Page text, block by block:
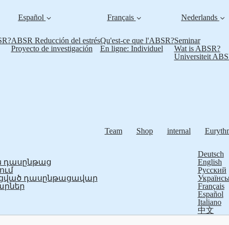
Español
ABSR Reducción del estrés
Proyecto de investigación
Français
Qu'est-ce que l'ABSR?
En ligne: Individuel
Nederlands
Seminar
Wat is ABSR?
Universiteit
դասընթաց
դասընթացավար
Team Shop internal
Deutsch
English
Русский
Français
Español
Italiano
中文